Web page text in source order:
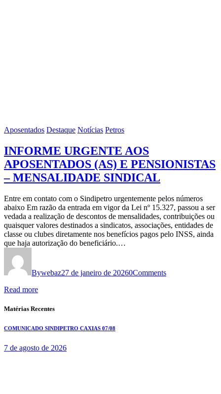
Aposentados Destaque Notícias Petros
INFORME URGENTE AOS
APOSENTADOS (AS) E PENSIONISTAS
– MENSALIDADE SINDICAL
Entre em contato com o Sindipetro urgentemente pelos números
abaixo Em razão da entrada em vigor da Lei nº 15.327, passou a ser
vedada a realização de descontos de mensalidades, contribuições ou
quaisquer valores destinados a sindicatos, associações, entidades de
classe ou clubes diretamente nos benefícios pagos pelo INSS, ainda
que haja autorização do beneficiário.…
Bywebaz27 de janeiro de 20260Comments
Read more
Matérias Recentes
COMUNICADO SINDIPETRO CAXIAS 07/08
7 de agosto de 2026